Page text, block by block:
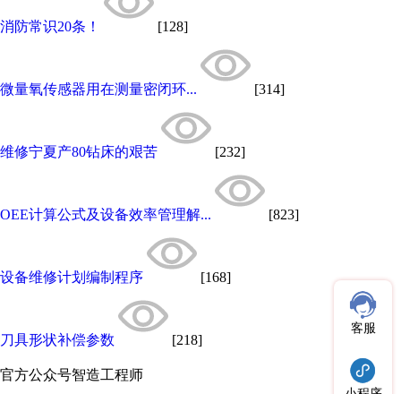
消防常识20条！ [128]
微量氧传感器用在测量密闭环... [314]
维修宁夏产80钻床的艰苦 [232]
OEE计算公式及设备效率管理解... [823]
设备维修计划编制程序 [168]
刀具形状补偿参数 [218]
官方公众号智造工程师
客服